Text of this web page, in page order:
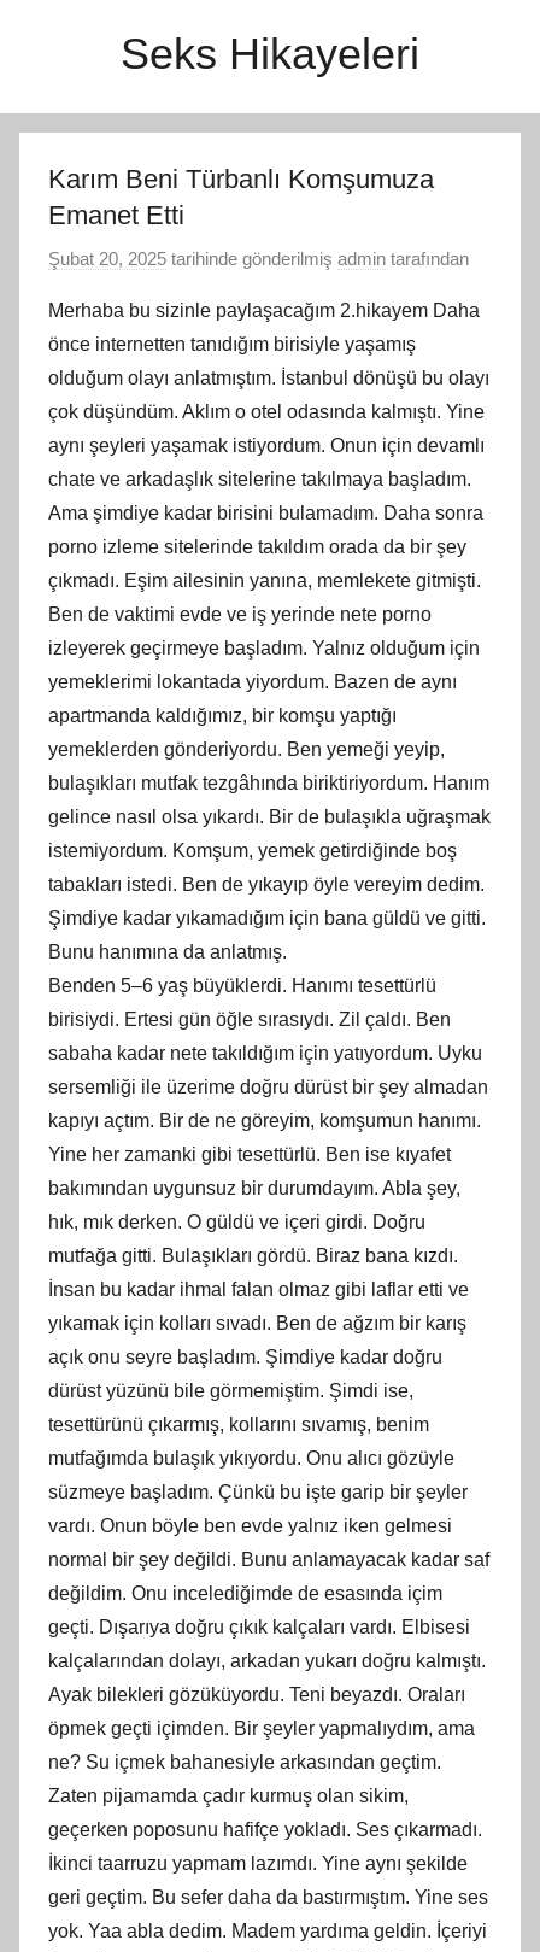
Seks Hikayeleri
Karım Beni Türbanlı Komşumuza
Emanet Etti
Şubat 20, 2025 tarihinde gönderilmiş admin tarafından
Merhaba bu sizinle paylaşacağım 2.hikayem Daha
önce internetten tanıdığım birisiyle yaşamış
olduğum olayı anlatmıştım. İstanbul dönüşü bu olayı
çok düşündüm. Aklım o otel odasında kalmıştı. Yine
aynı şeyleri yaşamak istiyordum. Onun için devamlı
chate ve arkadaşlık sitelerine takılmaya başladım.
Ama şimdiye kadar birisini bulamadım. Daha sonra
porno izleme sitelerinde takıldım orada da bir şey
çıkmadı. Eşim ailesinin yanına, memlekete gitmişti.
Ben de vaktimi evde ve iş yerinde nete porno
izleyerek geçirmeye başladım. Yalnız olduğum için
yemeklerimi lokantada yiyordum. Bazen de aynı
apartmanda kaldığımız, bir komşu yaptığı
yemeklerden gönderiyordu. Ben yemeği yeyip,
bulaşıkları mutfak tezgâhında biriktiriyordum. Hanım
gelince nasıl olsa yıkardı. Bir de bulaşıkla uğraşmak
istemiyordum. Komşum, yemek getirdiğinde boş
tabakları istedi. Ben de yıkayıp öyle vereyim dedim.
Şimdiye kadar yıkamadığım için bana güldü ve gitti.
Bunu hanımına da anlatmış.
Benden 5–6 yaş büyüklerdi. Hanımı tesettürlü
birisiydi. Ertesi gün öğle sırasıydı. Zil çaldı. Ben
sabaha kadar nete takıldığım için yatıyordum. Uyku
sersemliği ile üzerime doğru dürüst bir şey almadan
kapıyı açtım. Bir de ne göreyim, komşumun hanımı.
Yine her zamanki gibi tesettürlü. Ben ise kıyafet
bakımından uygunsuz bir durumdayım. Abla şey,
hık, mık derken. O güldü ve içeri girdi. Doğru
mutfağa gitti. Bulaşıkları gördü. Biraz bana kızdı.
İnsan bu kadar ihmal falan olmaz gibi laflar etti ve
yıkamak için kolları sıvadı. Ben de ağzım bir karış
açık onu seyre başladım. Şimdiye kadar doğru
dürüst yüzünü bile görmemiştim. Şimdi ise,
tesettürünü çıkarmış, kollarını sıvamış, benim
mutfağımda bulaşık yıkıyordu. Onu alıcı gözüyle
süzmeye başladım. Çünkü bu işte garip bir şeyler
vardı. Onun böyle ben evde yalnız iken gelmesi
normal bir şey değildi. Bunu anlamayacak kadar saf
değildim. Onu incelediğimde de esasında içim
geçti. Dışarıya doğru çıkık kalçaları vardı. Elbisesi
kalçalarından dolayı, arkadan yukarı doğru kalmıştı.
Ayak bilekleri gözüküyordu. Teni beyazdı. Oraları
öpmek geçti içimden. Bir şeyler yapmalıydım, ama
ne? Su içmek bahanesiyle arkasından geçtim.
Zaten pijamamda çadır kurmuş olan sikim,
geçerken poposunu hafifçe yokladı. Ses çıkarmadı.
İkinci taarruzu yapmam lazımdı. Yine aynı şekilde
geri geçtim. Bu sefer daha da bastırmıştım. Yine ses
yok. Yaa abla dedim. Madem yardıma geldin. İçeriyi